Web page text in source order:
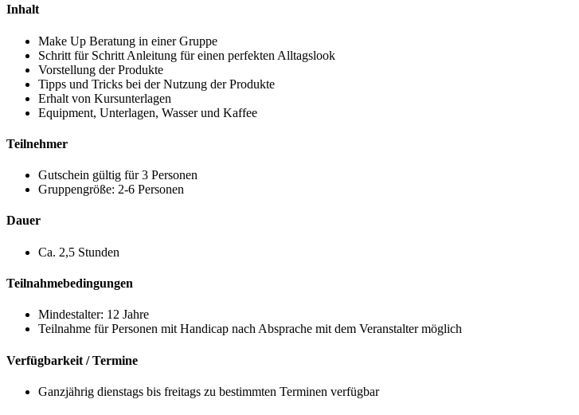
Inhalt
Make Up Beratung in einer Gruppe
Schritt für Schritt Anleitung für einen perfekten Alltagslook
Vorstellung der Produkte
Tipps und Tricks bei der Nutzung der Produkte
Erhalt von Kursunterlagen
Equipment, Unterlagen, Wasser und Kaffee
Teilnehmer
Gutschein gültig für 3 Personen
Gruppengröße: 2-6 Personen
Dauer
Ca. 2,5 Stunden
Teilnahmebedingungen
Mindestalter: 12 Jahre
Teilnahme für Personen mit Handicap nach Absprache mit dem Veranstalter möglich
Verfügbarkeit / Termine
Ganzjährig dienstags bis freitags zu bestimmten Terminen verfügbar